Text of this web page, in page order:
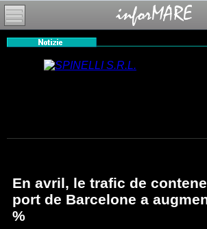
En avril, le trafic de
port de Barcelone a
%